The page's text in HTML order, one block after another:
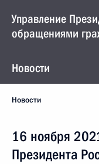
Управление
обращениями
Новости
Новости
16 ноября
Президента